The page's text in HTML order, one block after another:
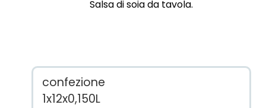
Salsa di soia da tavola.
confezione
1x12x0,150L